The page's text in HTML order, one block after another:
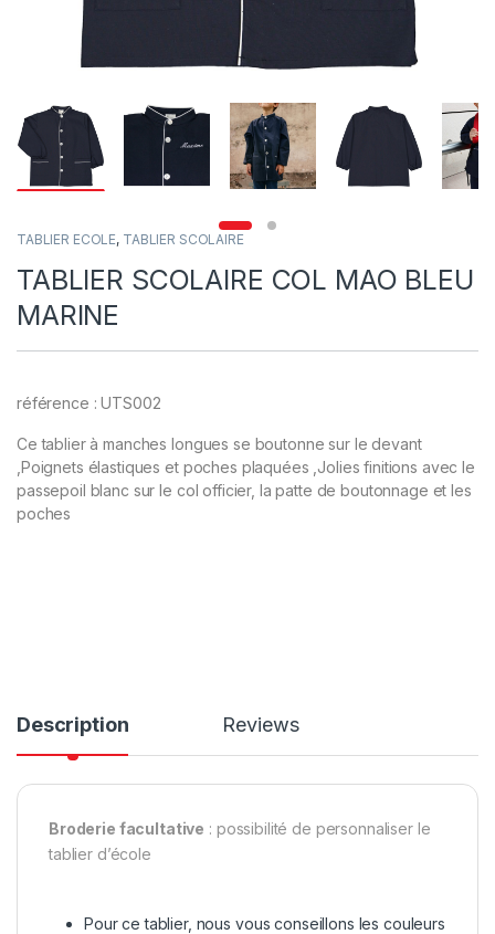
TABLIER ECOLE, TABLIER SCOLAIRE
TABLIER SCOLAIRE COL MAO BLEU
MARINE
référence : UTS002
Ce tablier à manches longues se boutonne sur le devant
,Poignets élastiques et poches plaquées ,Jolies finitions avec le
passepoil blanc sur le col officier, la patte de boutonnage et les
poches
Description Reviews
Broderie facultative : possibilité de personnaliser le
tablier d’école
Pour ce tablier, nous vous conseillons les couleurs